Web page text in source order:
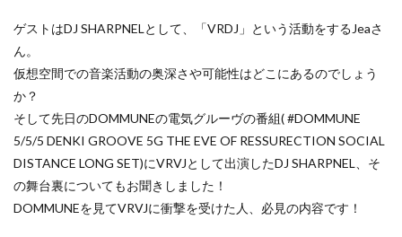
ゲストはDJ SHARPNELとして、「VRDJ」という活動をするJeaさ
ん。
仮想空間での音楽活動の奥深さや可能性はどこにあるのでしょう
か？
そして先日のDOMMUNEの電気グルーヴの番組( #DOMMUNE
5/5/5 DENKI GROOVE 5G THE EVE OF RESSURECTION SOCIAL
DISTANCE LONG SET)にVRVJとして出演したDJ SHARPNEL、そ
の舞台裏についてもお聞きしました！
DOMMUNEを見てVRVJに衝撃を受けた人、必見の内容です！